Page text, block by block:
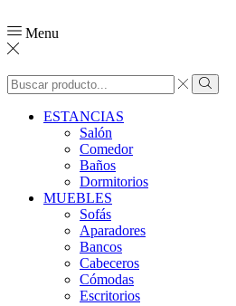
Menu
Search
input
Search
ESTANCIAS
Salón
Comedor
Baños
Dormitorios
MUEBLES
Sofás
Aparadores
Bancos
Cabeceros
Cómodas
Escritorios